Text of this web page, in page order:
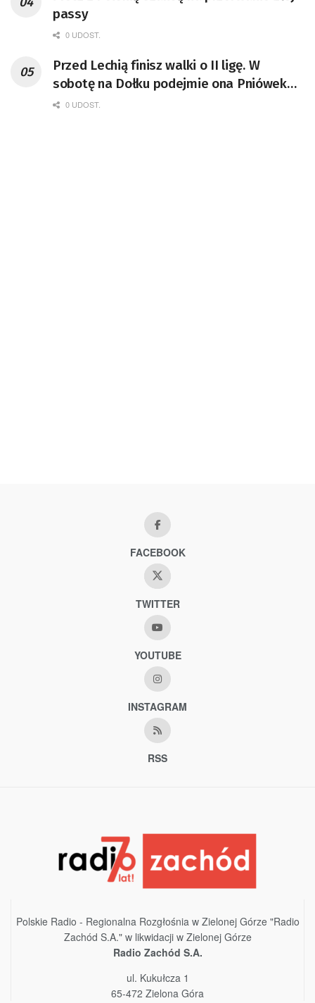
passy
0 UDOST.
Przed Lechią finisz walki o II ligę. W
sobotę na Dołku podejmie ona Pniówek
Pawłowice
0 UDOST.
FACEBOOK
TWITTER
YOUTUBE
INSTAGRAM
RSS
Polskie Radio - Regionalna Rozgłośnia w Zielonej Górze "Radio
Zachód S.A." w likwidacji w Zielonej Górze
Radio Zachód S.A.
ul. Kukułcza 1
65-472 Zielona Góra